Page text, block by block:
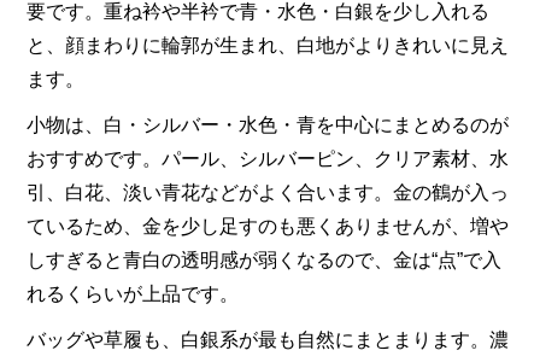
要です。重ね衿や半衿で青・水色・白銀を少し入れる
と、顔まわりに輪郭が生まれ、白地がよりきれいに見え
ます。
小物は、白・シルバー・水色・青を中心にまとめるのが
おすすめです。パール、シルバーピン、クリア素材、水
引、白花、淡い青花などがよく合います。金の鶴が入っ
ているため、金を少し足すのも悪くありませんが、増や
しすぎると青白の透明感が弱くなるので、金は“点”で入
れるくらいが上品です。
バッグや草履も、白銀系が最も自然にまとまります。濃